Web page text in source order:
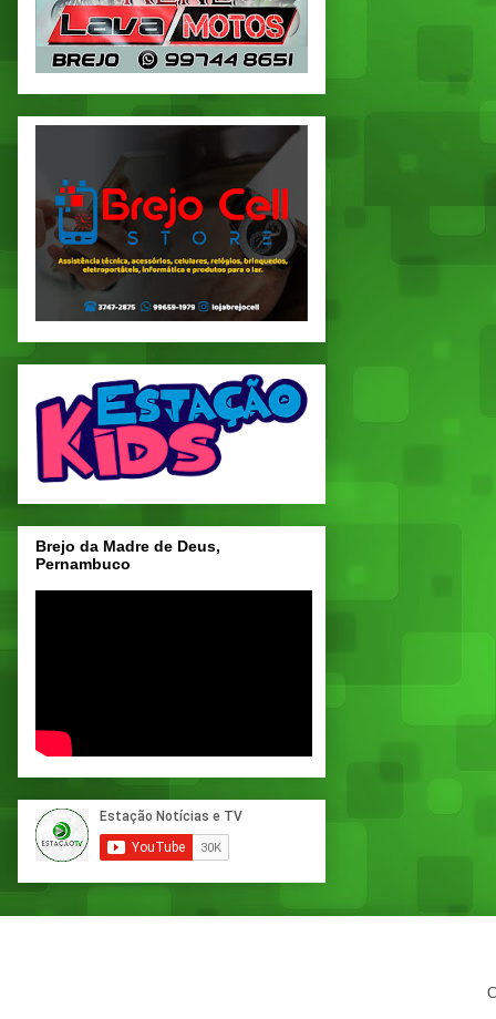
Brejo da Madre de Deus,
Pernambuco